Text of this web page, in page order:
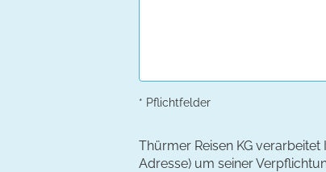
* Pflichtfelder
Thürmer Reisen KG
Adresse) um seiner